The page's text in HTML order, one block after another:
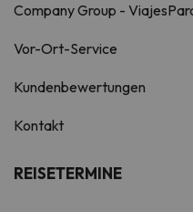
Company Group -
Vor-Ort-Service
Kundenbewertungen
Kontakt
REISETERMINE